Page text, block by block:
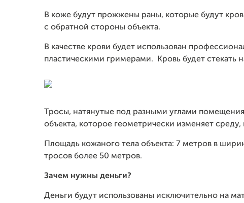
В коже будут прожжены раны, которые будут
с обратной стороны объекта.
В качестве крови будет использован
пластическими гримерами. Кровь будет стекать
Тросы, натянутые под разными углами
объекта, которое геометрически изменяет
Площадь кожаного тела объекта: 7 метров в
тросов более 50 метров.
Зачем нужны деньги?
Деньги будут использованы исключительно на